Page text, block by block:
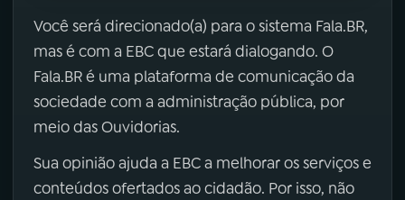
Você será direcionado(a) para o sistema Fala.BR,
mas é com a EBC que estará dialogando. O
Fala.BR é uma plataforma de comunicação da
sociedade com a administração pública, por
meio das Ouvidorias.
Sua opinião ajuda a EBC a melhorar os serviços e
conteúdos ofertados ao cidadão. Por isso, não